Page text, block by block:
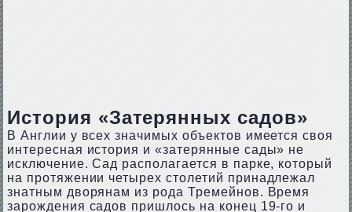
История «Затерянных садов»
В Англии у всех значимых объектов имеется своя
интересная история и «затерянные сады» не
исключение. Сад располагается в парке, который
на протяжении четырех столетий принадлежал
знатным дворянам из рода Тремейнов. Время
зарождения садов пришлось на конец 19-го и